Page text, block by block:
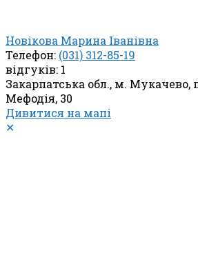
Новікова Марина Іванівна
Телефон: (031) 312-85-19
відгуків: 1
Закарпатська обл., м. Мукачево,
Мефодія, 30
Дивитися на мапі
✕